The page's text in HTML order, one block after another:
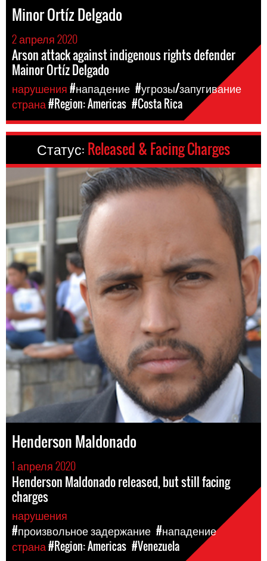
Minor Ortíz Delgado
2 апреля 2020
Arson attack against indigenous rights defender
Mainor Ortíz Delgado
нарушения#нападение #угрозы/запугивание
страна#Region: Americas #Costa Rica
Статус: Released & Facing Charges
Henderson Maldonado
1 апреля 2020
Henderson Maldonado released, but still facing
charges
нарушения
#произвольное задержание #нападение
страна#Region: Americas #Venezuela